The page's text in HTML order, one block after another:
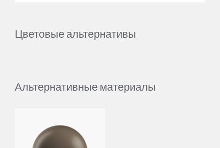
Цветовые альтернативы
Альтернативные материалы